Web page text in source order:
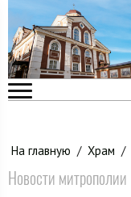
На главную / Храм /
Новости митрополии